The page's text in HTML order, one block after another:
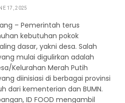
17, 2025
– Pemerintah terus
kebutuhan pokok
dasar, yakni desa. Salah
mulai digulirkan adalah
Kelurahan Merah Putih
diinisiasi di berbagai provinsi
dari kementerian dan BUMN.
ID FOOD mengambil